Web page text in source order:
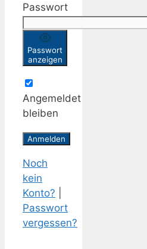
Passwort
Passwort
anzeigen
Angemeldet
bleiben
Noch
kein
Konto?
Passwort
vergessen?